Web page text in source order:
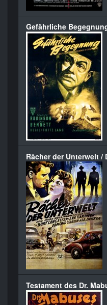
Gefährliche
Rächer der Unterwelt /
Testament des Dr.